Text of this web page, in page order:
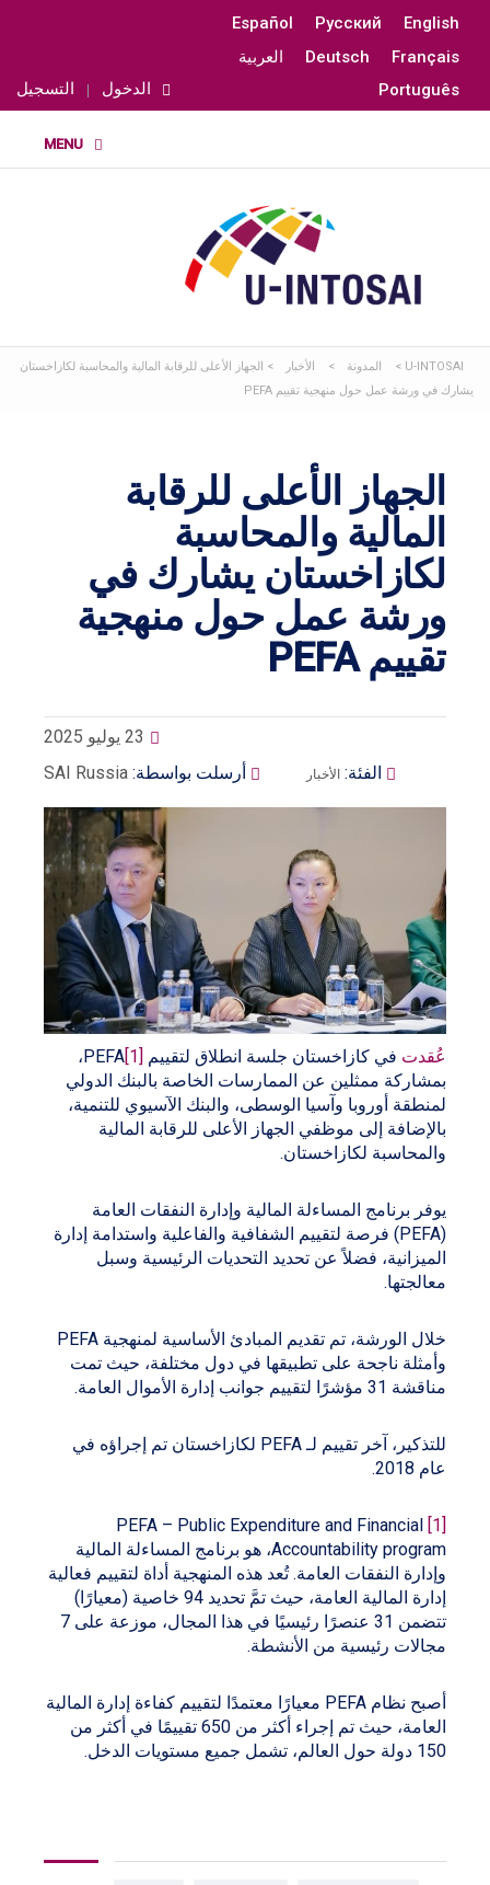
English
Русский
Español
Français
Deutsch
العربية
Português
الدخول التسجيل
U-INTOSAI
> المدونة > الأخبار > الجهاز الأعلى للرقابة المالية والمحاسبة لكازاخستان
يشارك في ورشة عمل حول منهجية تقييم PEFA
الجهاز الأعلى للرقابة
المالية والمحاسبة
لكازاخستان يشارك في
ورشة عمل حول منهجية
تقييم PEFA
23 يوليو 2025
أرسلت بواسطة: SAI Russia الفئة: الأخبار
عُقدت في كازاخستان جلسة انطلاق لتقييم PEFA [1]
،
بمشاركة ممثلين عن الممارسات الخاصة بالبنك الدولي
لمنطقة أوروبا وآسيا الوسطى، والبنك الآسيوي للتنمية،
بالإضافة إلى موظفي الجهاز الأعلى للرقابة المالية
والمحاسبة لكازاخستان.
يوفر برنامج المساءلة المالية وإدارة النفقات العامة
(PEFA) فرصة لتقييم الشفافية والفاعلية واستدامة إدارة
الميزانية، فضلاً عن تحديد التحديات الرئيسية وسبل
معالجتها.
خلال الورشة، تم تقديم المبادئ الأساسية لمنهجية PEFA
وأمثلة ناجحة على تطبيقها في دول مختلفة، حيث تمت
مناقشة 31 مؤشرًا لتقييم جوانب إدارة الأموال العامة.
للتذكير، آخر تقييم لـ PEFA لكازاخستان تم إجراؤه في
عام 2018.
PEFA – Public Expenditure and Financial
Accountability program، هو برنامج المساءلة المالية
وإدارة النفقات العامة. تُعد هذه المنهجية أداة لتقييم فعالية
إدارة المالية العامة، حيث تمَّ تحديد 94 خاصية (معيارًا)
تتضمن 31 عنصرًا رئيسيًا في هذا المجال، موزعة على 7
مجالات رئيسية من الأنشطة.
أصبح نظام PEFA معيارًا معتمدًا لتقييم كفاءة إدارة المالية
العامة، حيث تم إجراء أكثر من 650 تقييمًا في أكثر من
150 دولة حول العالم، تشمل جميع مستويات الدخل.